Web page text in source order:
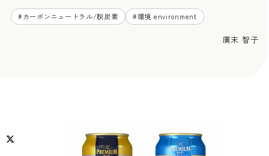
#カーボンニュートラル/脱炭素 #環境 environment
廣末 智子